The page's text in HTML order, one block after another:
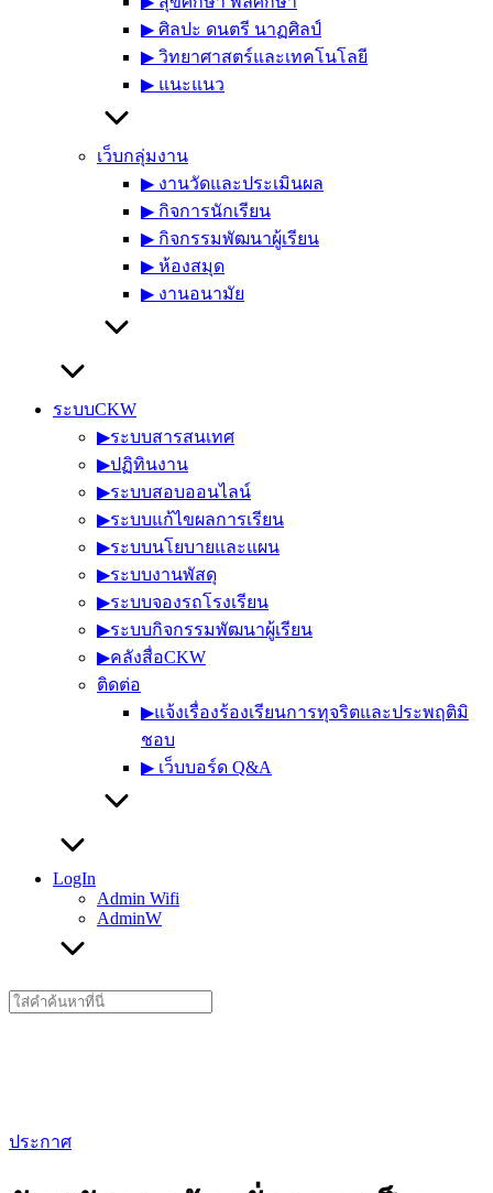
▶︎ ศิลปะ ดนตรี นาฏศิลป์
▶︎ วิทยาศาสตร์และเทคโนโลยี
▶︎ แนะแนว
เว็บกลุ่มงาน
▶︎ งานวัดและประเมินผล
▶︎ กิจการนักเรียน
▶︎ กิจกรรมพัฒนาผู้เรียน
▶︎ ห้องสมุด
▶︎ งานอนามัย
ระบบCKW
▶︎ระบบสารสนเทศ
▶︎ปฏิทินงาน
▶︎ระบบสอบออนไลน์
▶︎ระบบแก้ไขผลการเรียน
▶︎ระบบนโยบายและแผน
▶︎ระบบงานพัสดุ
▶︎ระบบจองรถโรงเรียน
▶︎ระบบกิจกรรมพัฒนาผู้เรียน
▶︎คลังสื่อCKW
ติดต่อ
▶︎แจ้งเรื่องร้องเรียนการทุจริตและประพฤติมิ
ชอบ
▶︎ เว็บบอร์ด Q&A
LogIn
Admin Wifi
AdminW
Search
for:
ประกาศ